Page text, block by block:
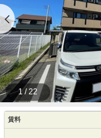
1 / 22
賃料